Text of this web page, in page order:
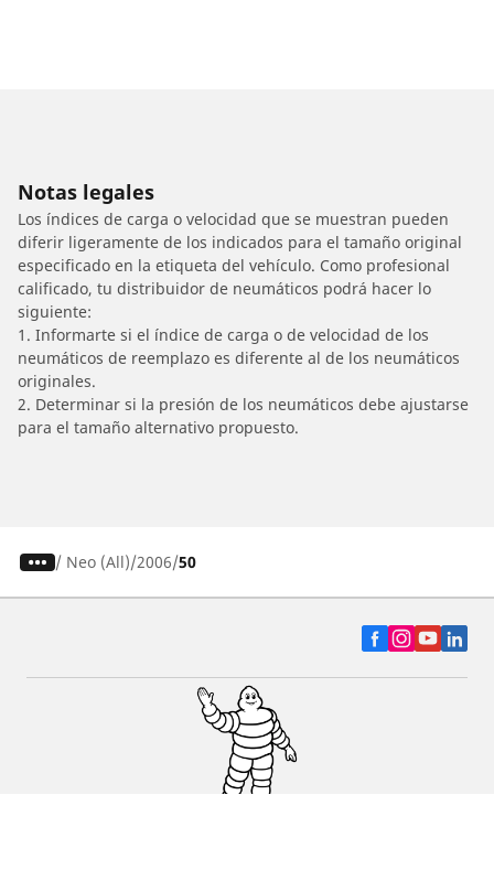
Notas legales
Los índices de carga o velocidad que se muestran pueden
diferir ligeramente de los indicados para el tamaño original
especificado en la etiqueta del vehículo. Como profesional
calificado, tu distribuidor de neumáticos podrá hacer lo
siguiente:
1. Informarte si el índice de carga o de velocidad de los
neumáticos de reemplazo es diferente al de los neumáticos
originales.
2. Determinar si la presión de los neumáticos debe ajustarse
para el tamaño alternativo propuesto.
/ Neo (All) 2006 50